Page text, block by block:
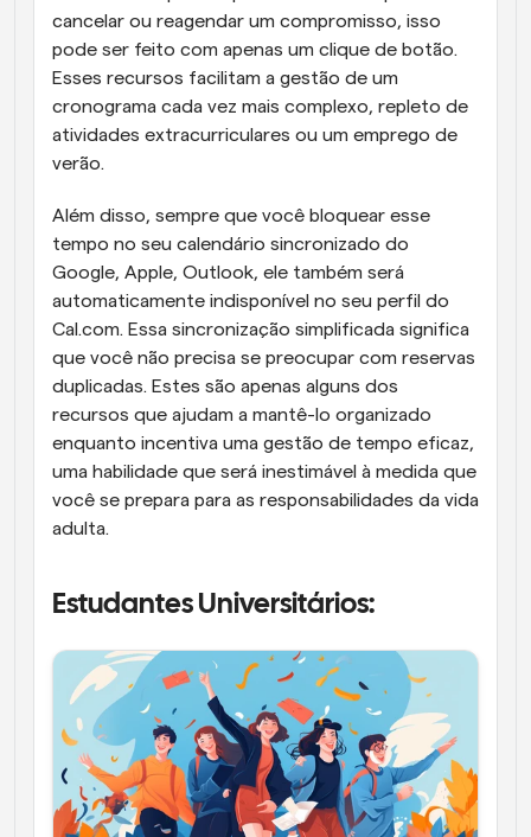
cancelar ou reagendar um compromisso, isso
pode ser feito com apenas um clique de botão.
Esses recursos facilitam a gestão de um
cronograma cada vez mais complexo, repleto de
atividades extracurriculares ou um emprego de
verão.
Além disso, sempre que você bloquear esse
tempo no seu calendário sincronizado do
Google, Apple, Outlook, ele também será
automaticamente indisponível no seu perfil do
Cal.com. Essa sincronização simplificada significa
que você não precisa se preocupar com reservas
duplicadas. Estes são apenas alguns dos
recursos que ajudam a mantê-lo organizado
enquanto incentiva uma gestão de tempo eficaz,
uma habilidade que será inestimável à medida que
você se prepara para as responsabilidades da vida
adulta.
Estudantes Universitários: